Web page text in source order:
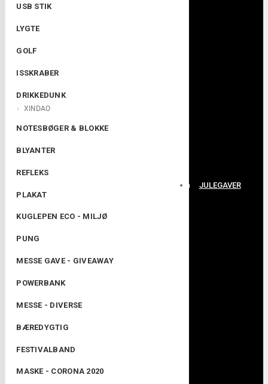
USB STIK
LYGTE
GOLF
ISSKRABER
DRIKKEDUNK
XINDAO
NOTESBØGER & BLOKKE
BLYANTER
REFLEKS
PLAKAT
KUGLEPEN ECO - MILJØ
PUNG
MESSE GAVE - GIVEAWAY
POWERBANK
MESSE - DIVERSE
BÆREDYGTIG
FESTIVALBAND
MASKE - CORONA 2020
JULEGAVER